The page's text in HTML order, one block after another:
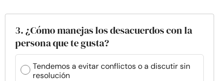
3. ¿Cómo manejas los desacuerdos con la
persona que te gusta?
Tendemos a evitar conflictos o a discutir sin
resolución